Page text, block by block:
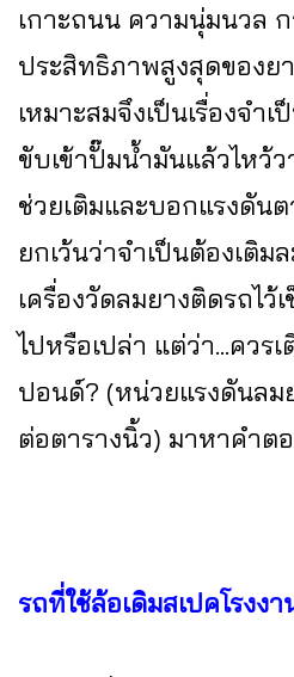
เกาะถนน ความนุ่มนวล
ประสิทธิภาพสูงสุดของย
เหมาะสมจึงเป็นเรื่องจำ
ขับเข้าปั๊มน้ำมันแล้วไหว้
ช่วยเติมและบอกแรงดัน
ยกเว้นว่าจำเป็นต้องเติม
เครื่องวัดลมยางติดรถไว้
ไปหรือเปล่า แต่ว่า...ควร
ปอนด์? (หน่วยแรงดันลม
ต่อตารางนิ้ว) มาหาคำต
รถที่ใช้ล้อเดิมสเปคโรงงา